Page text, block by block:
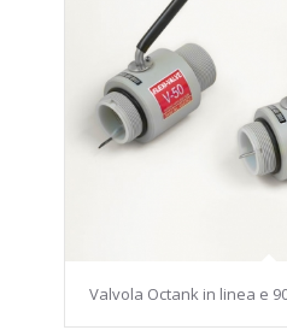
Valvola Octank in linea e